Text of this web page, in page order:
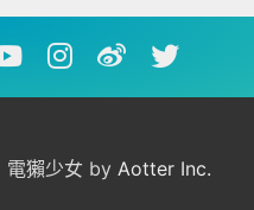
獺少女 by Aotter Inc.